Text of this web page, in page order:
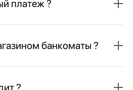
платеж ?
банкоматы ?
?